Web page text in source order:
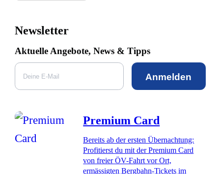
Newsletter
Aktuelle Angebote, News & Tipps
Anmelden
Premium Card
Bereits ab der ersten Übernachtung:
Profitierst du mit der Premium Card
von freier ÖV-Fahrt vor Ort,
ermässigten Bergbahn-Tickets im